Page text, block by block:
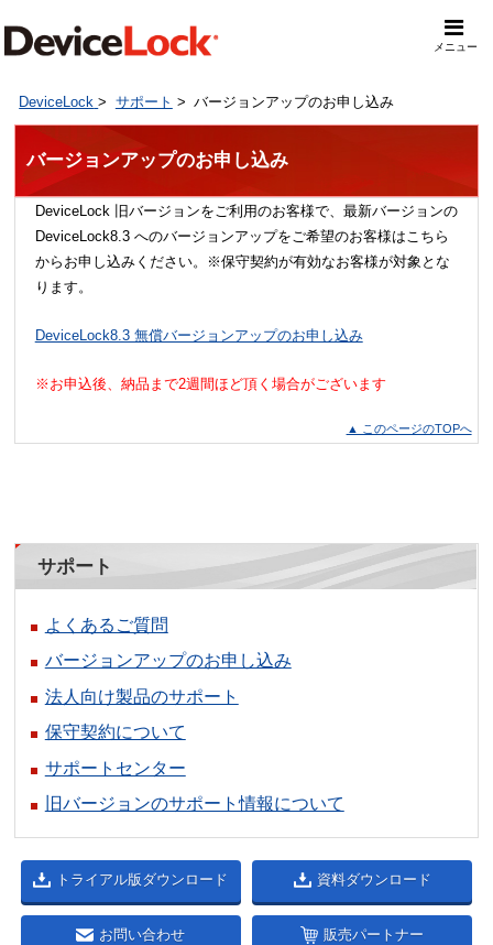
メニュー
DeviceLock > サポート > バージョンアップのお申し込み
バージョンアップのお申し込み
DeviceLock 旧バージョンをご利用のお客様で、最新バージョンの
DeviceLock8.3 へのバージョンアップをご希望のお客様はこちら
からお申し込みください。※保守契約が有効なお客様が対象とな
ります。
DeviceLock8.3 無償バージョンアップのお申し込み
※お申込後、納品まで2週間ほど頂く場合がございます
▲ このページのTOPへ
サポート
よくあるご質問
バージョンアップのお申し込み
法人向け製品のサポート
保守契約について
サポートセンター
旧バージョンのサポート情報について
トライアル版ダウンロード 資料ダウンロード
お問い合わせ 販売パートナー